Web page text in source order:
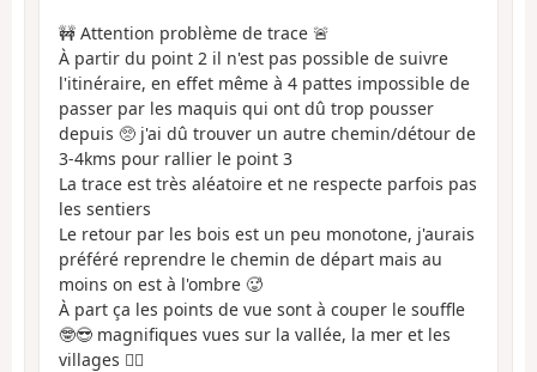
🚧 Attention problème de trace 🚨
À partir du point 2 il n'est pas possible de suivre
l'itinéraire, en effet même à 4 pattes impossible de
passer par les maquis qui ont dû trop pousser
depuis 🥺 j'ai dû trouver un autre chemin/détour de
3-4kms pour rallier le point 3
La trace est très aléatoire et ne respecte parfois pas
les sentiers
Le retour par les bois est un peu monotone, j'aurais
préféré reprendre le chemin de départ mais au
moins on est à l'ombre 🥵
À part ça les points de vue sont à couper le souffle
🤓😎 magnifiques vues sur la vallée, la mer et les
villages 👍🏻